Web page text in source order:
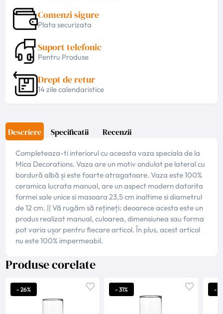
Comenzi sigure
Plata securizata
Suport telefonic
Pentru Produse
Drept de retur
14 zile calendaristice
Descriere Specificatii Recenzii
Completeaza-ti interiorul cu aceasta vaza speciala de la
Mica Decorations. Vaza are un motiv ondulat pe lateral cu
bordură albă și este foarte atragatoare. Vaza este 100%
ceramica lucrata manual, are un aspect modern datorita
formei sale unice si masoara 23,5 cm inaltime si diametrul
de 12 cm. || Vă rugăm să rețineți: deoarece acesta este un
produs realizat manual, culoarea, dimensiunea sau forma
pot varia ușor pentru fiecare articol. În plus, acest articol
nu este 100% impermeabil.
Produse corelate
- 26% - 31% -